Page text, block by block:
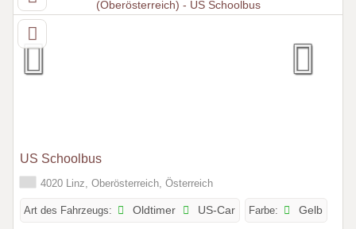
US Schoolbus
4020 Linz, Oberösterreich, Österreich
Art des Fahrzeugs: Oldtimer US-Car Farbe: Gelb